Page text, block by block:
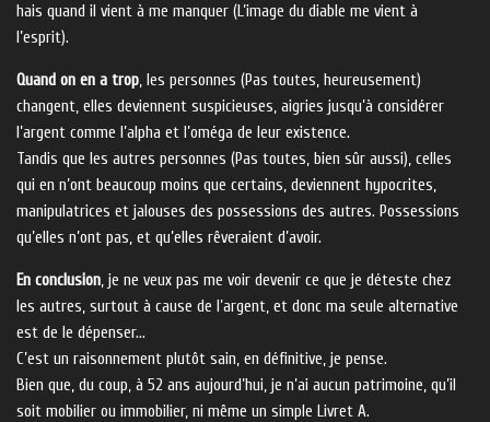
hais quand il vient à me manquer (L’image du diable me vient à
l’esprit).
Quand on en a trop, les personnes (Pas toutes, heureusement)
changent, elles deviennent suspicieuses, aigries jusqu’à considérer
l’argent comme l’alpha et l’oméga de leur existence.
Tandis que les autres personnes (Pas toutes, bien sûr aussi), celles
qui en n’ont beaucoup moins que certains, deviennent hypocrites,
manipulatrices et jalouses des possessions des autres. Possessions
qu’elles n’ont pas, et qu’elles rêveraient d’avoir.
En conclusion, je ne veux pas me voir devenir ce que je déteste chez
les autres, surtout à cause de l’argent, et donc ma seule alternative
est de le dépenser…
C’est un raisonnement plutôt sain, en définitive, je pense.
Bien que, du coup, à 52 ans aujourd’hui, je n’ai aucun patrimoine, qu’il
soit mobilier ou immobilier, ni même un simple Livret A.